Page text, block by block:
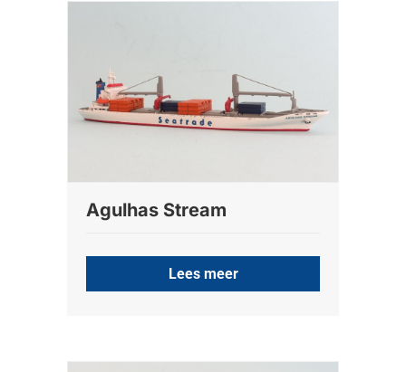
Agulhas Stream
Lees meer